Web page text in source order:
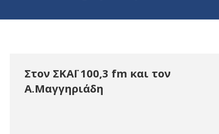
Στον ΣΚΑΪ 100,3 fm και τον
Α.Μαγγηριάδη